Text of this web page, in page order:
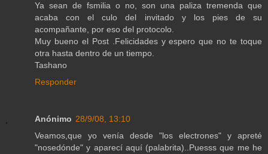
Ya sean de fsmilia o no, son una paliza tremenda que
acaba con el culo del invitado y los pies de su
acompañante, por eso del protocolo.
Muy bueno el Post .Felicidades y espero que no te toque
otra hasta dentro de un tiempo.
Tashano
Responder
Anónimo 28/9/08, 13:10
Veamos,que yo venía desde "los electrones" y apreté
"nosedónde" y aparecí aquí (palabrita)..Puesss que me he